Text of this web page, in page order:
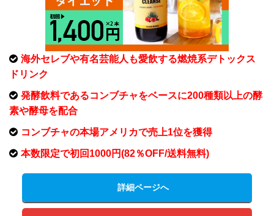
海外セレブや有名芸能人も愛飲する燃焼系デトックス
ドリンク
発酵飲料であるコンブチャをベースに200種類以上の酵
素や酵母を配合
コンブチャの本場アメリカで売上1位を獲得
本数限定で初回1000円(82％OFF/送料無料)
詳細ページへ